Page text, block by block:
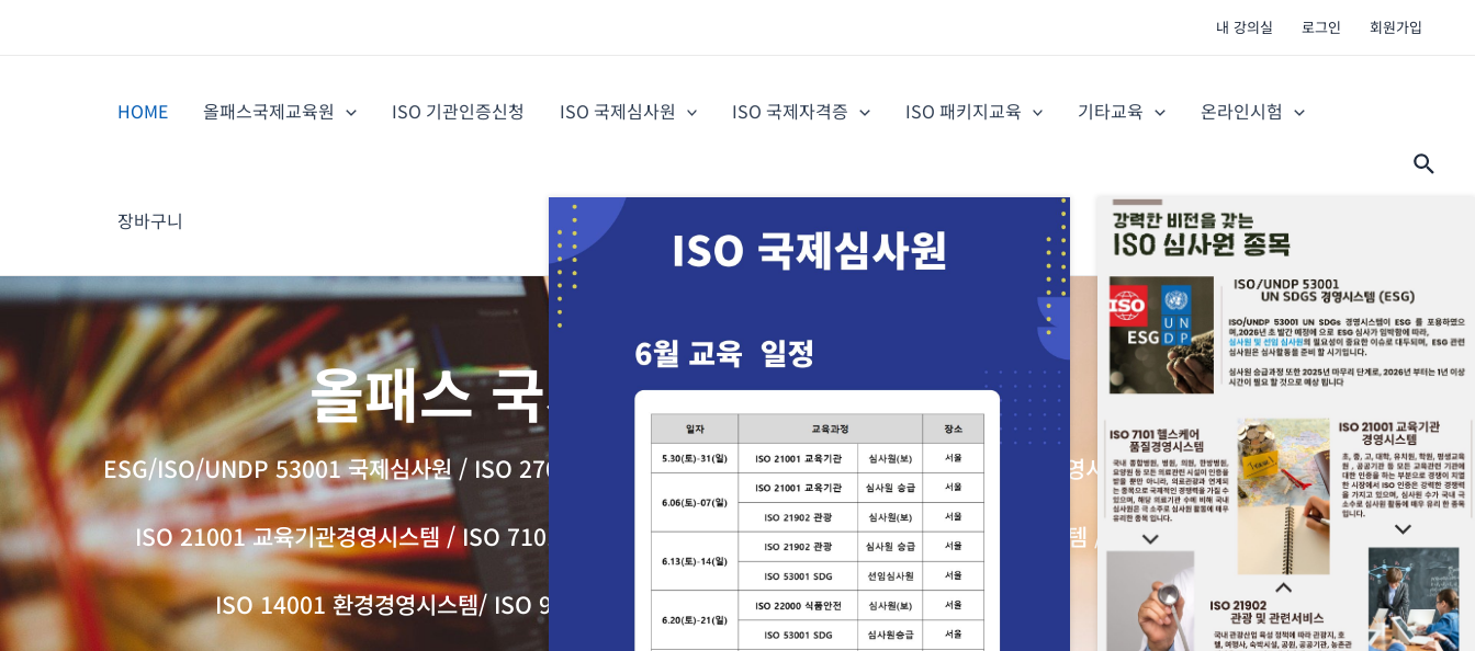
내 강의실 로그인 회원가입
HOME 올패스국제교육원 ISO 기관인증신청 ISO 국제심사원 ISO 국제자격증 ISO 패키지교육 기타교육 온라인시험
장바구니
검
올패스 국제교육원(AIAE)
ESG/ISO/UNDP 53001 국제심사원 / ISO 27001 정보보안경영시스템 / ISO 27701 개인정보보호경영시스템
ISO 21001 교육기관경영시스템 /ISO 7101 헬스케어 경영시스템 / ISO 45001 안전보건경영시스템 /
ISO 14001 환경경영시스템/ ISO 9001 품질경영시스템 / ISO 19011 경영시스템인증